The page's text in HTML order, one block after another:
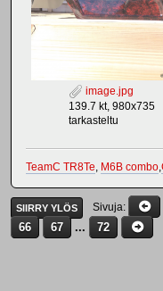
image.jpg
139.7 kt, 980x735
tarkasteltu
TeamC TR8Te, M6B combo,
SIIRRY YLÖS Sivuja
66
67 ... 72